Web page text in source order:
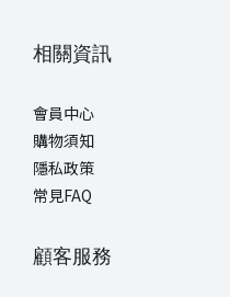
相關資訊
會員中心
購物須知
隱私政策
常見FAQ
顧客服務